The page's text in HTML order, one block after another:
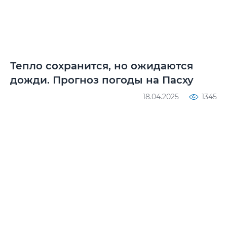
Тепло сохранится, но ожидаются
дожди. Прогноз погоды на Пасху
18.04.2025 1345